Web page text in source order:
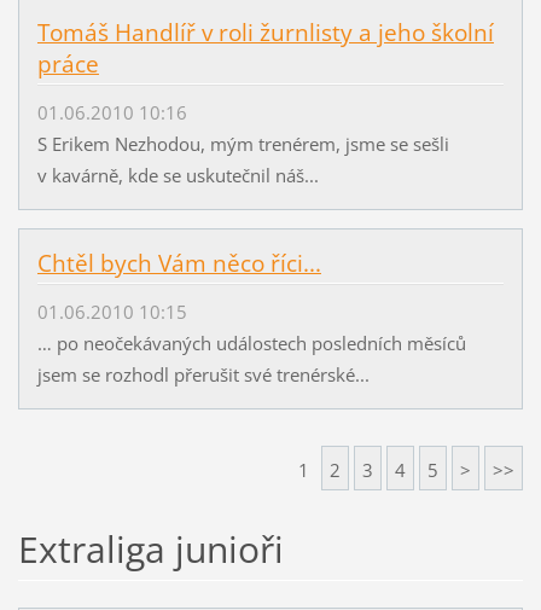
Tomáš Handlíř v roli žurnlisty a jeho školní
práce
01.06.2010 10:16
S Erikem Nezhodou, mým trenérem, jsme se sešli
v kavárně, kde se uskutečnil náš...
Chtěl bych Vám něco říci...
01.06.2010 10:15
… po neočekávaných událostech posledních měsíců
jsem se rozhodl přerušit své trenérské...
1 2 3 4 5 > >>
Extraliga junioři